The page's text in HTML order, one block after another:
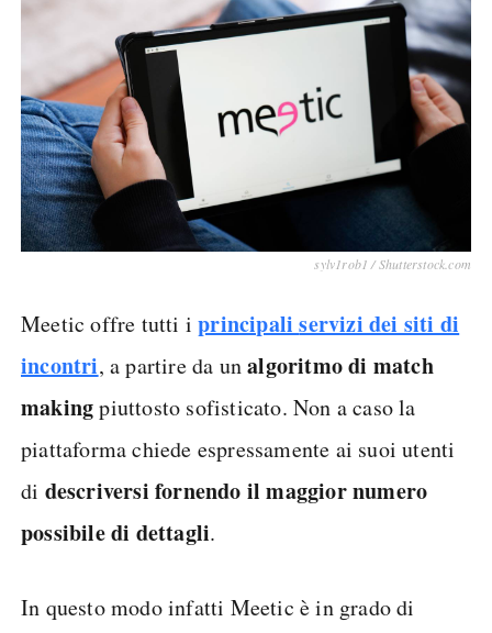
sylv1rob1 / Shutterstock.com
Meetic offre tutti iprincipaliservizi dei siti di
incontri, a partire da unalgoritmo di match
makingpiuttosto sofisticato. Non a caso la
piattaforma chiede espressamente ai suoi utenti
di descriversi fornendo il maggior numero
possibile di dettagli.
In questo modo infatti Meetic è in grado di